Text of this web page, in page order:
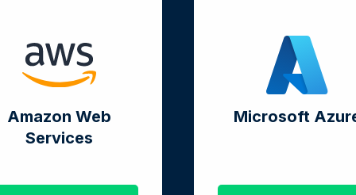
Amazon Web
Services
Microsoft